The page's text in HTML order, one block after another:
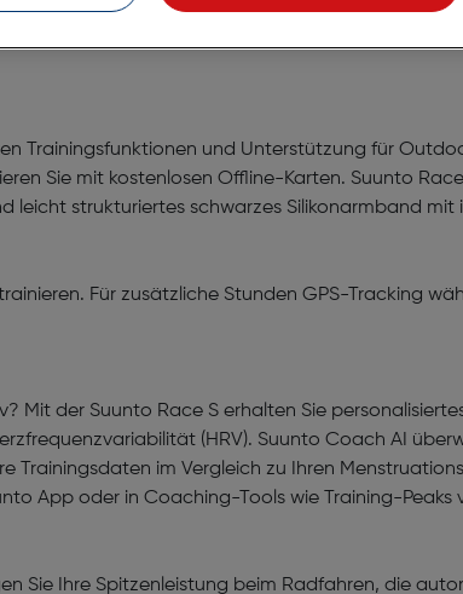
Training. Nur kleiner.
Trainingsfunktionen und Unterstützung für
Sie mit kostenlosen Offline-Karten. Suunto
leicht strukturiertes schwarzes Silikonarmband
Für zusätzliche Stunden GPS-Tracking
Mit der Suunto Race S erhalten Sie
(HRV). Suunto Coach AI
Trainingsdaten im Vergleich zu Ihren
App oder in Coaching-Tools wie Training-Peaks
Sie Ihre Spitzenleistung beim Radfahren, die